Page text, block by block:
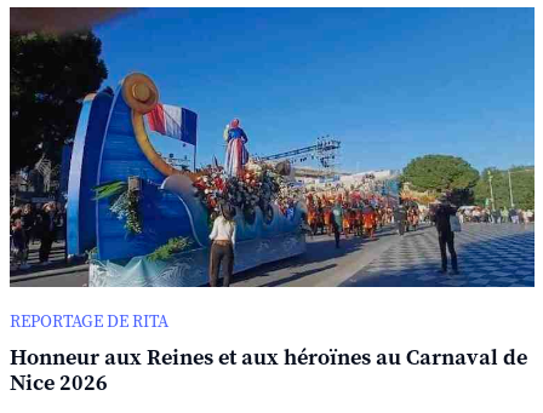
REPORTAGE DE RITA
Honneur aux Reines et aux héroïnes au Carnaval de
Nice 2026